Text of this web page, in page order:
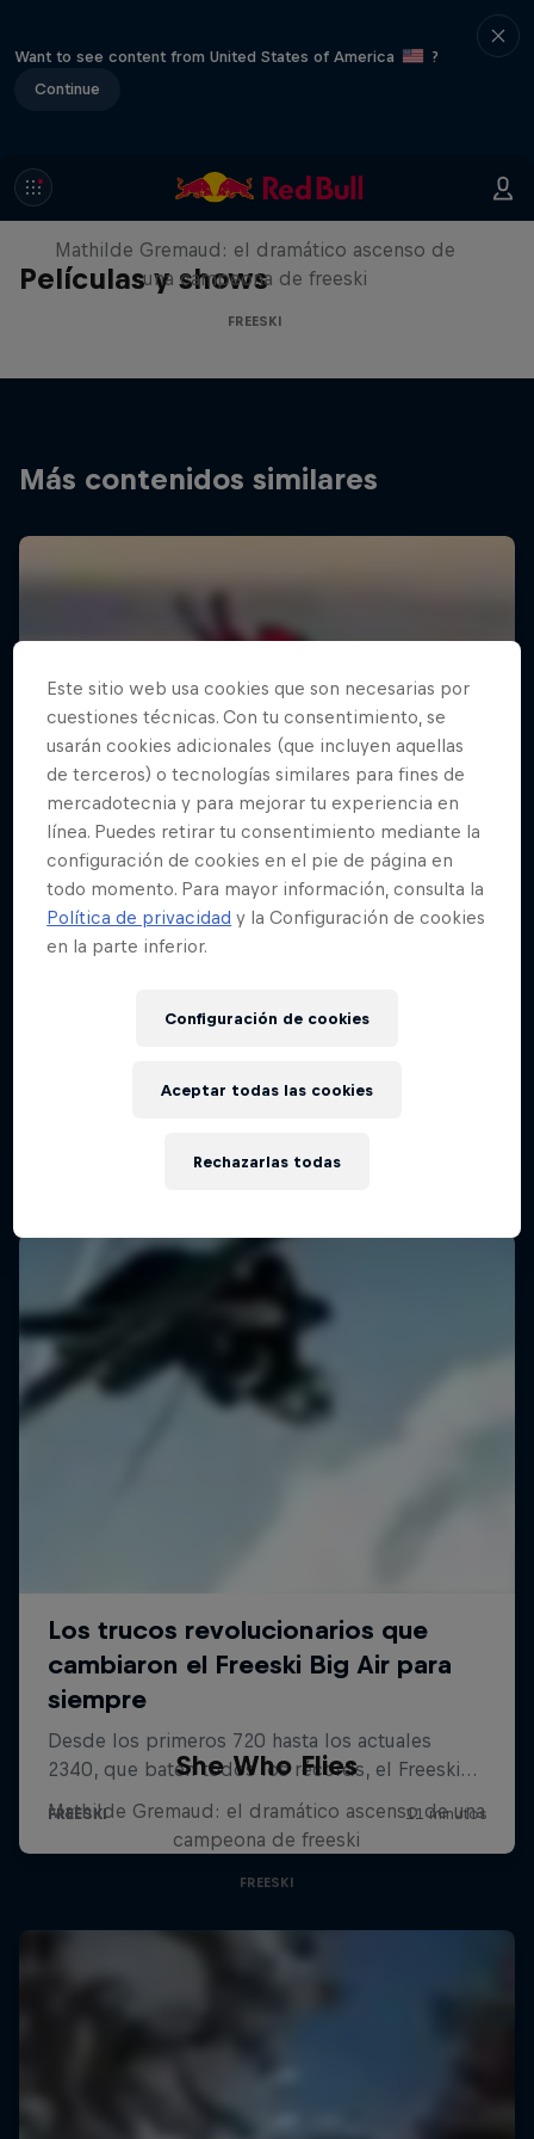
Want to see content from United States of America
?
Continue
Películas y shows
She Who Flies
Mathilde Gremaud: el dramático ascenso de
una campeona de freeski
FREESKI
Más contenidos similares
Everyday Eileen
She Who Flies
Mathilde Gremaud: el dramático ascenso de una
campeona de freeski
FREESKI
Este sitio web usa cookies que son necesarias por
cuestiones técnicas. Con tu consentimiento, se
usarán cookies adicionales (que incluyen aquellas
de terceros) o tecnologías similares para fines de
mercadotecnia y para mejorar tu experiencia en
línea. Puedes retirar tu consentimiento mediante la
configuración de cookies en el pie de página en
todo momento. Para mayor información, consulta la
Política de privacidad y la Configuración de cookies
en la parte inferior.
Configuración de cookies
Rechazarlas todas
Aceptar todas las cookies